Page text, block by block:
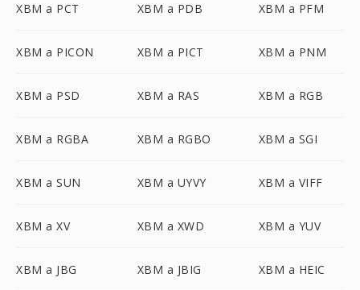
XBM a PCT XBM a PDB XBM a PFM
XBM a PICON XBM a PICT XBM a PNM
XBM a PSD XBM a RAS XBM a RGB
XBM a RGBA XBM a RGBO XBM a SGI
XBM a SUN XBM a UYVY XBM a VIFF
XBM a XV XBM a XWD XBM a YUV
XBM a JBG XBM a JBIG XBM a HEIC